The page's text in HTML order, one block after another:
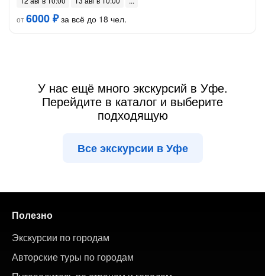
от6000 ₽за всё до 18 чел.
У нас ещё много экскурсий в Уфе.
Перейдите в каталог и выберите
подходящую
Все экскурсии в Уфе
Полезно
Экскурсии по городам
Авторские туры по городам